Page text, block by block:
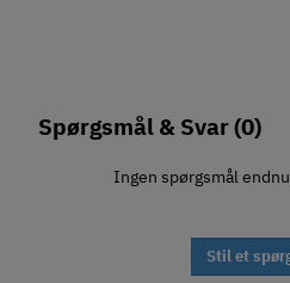
Spørgsmål & Svar(0)
Ingen spørgsmål
Stil et